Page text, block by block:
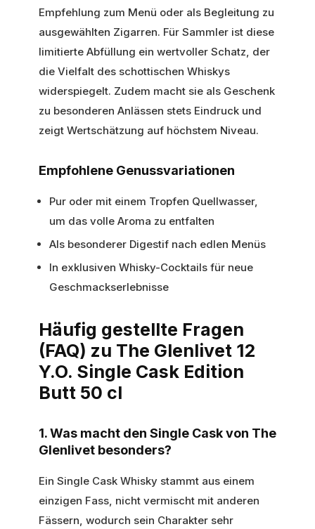
Empfehlung zum Menü oder als Begleitung zu
ausgewählten Zigarren. Für Sammler ist diese
limitierte Abfüllung ein wertvoller Schatz, der
die Vielfalt des schottischen Whiskys
widerspiegelt. Zudem macht sie als Geschenk
zu besonderen Anlässen stets Eindruck und
zeigt Wertschätzung auf höchstem Niveau.
Empfohlene Genussvariationen
Pur oder mit einem Tropfen Quellwasser,
um das volle Aroma zu entfalten
Als besonderer Digestif nach edlen Menüs
In exklusiven Whisky-Cocktails für neue
Geschmackserlebnisse
Häufig gestellte Fragen
(FAQ) zu The Glenlivet 12
Y.O. Single Cask Edition
Butt 50 cl
1. Was macht den Single Cask von The
Glenlivet besonders?
Ein Single Cask Whisky stammt aus einem
einzigen Fass, nicht vermischt mit anderen
Fässern, wodurch sein Charakter sehr